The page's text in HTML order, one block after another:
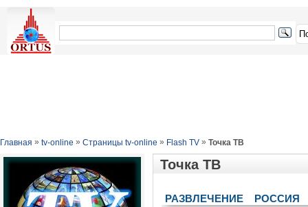
Главная » tv-online » Страницы tv-online » Flash TV » Точка ТВ
Точка ТВ
РАЗВЛЕЧЕНИЕ РОССИЯ